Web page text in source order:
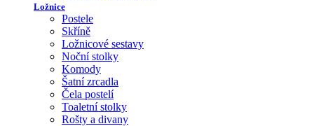
Ložnice
Postele
Skříně
Ložnicové sestavy
Noční stolky
Komody
Šatní zrcadla
Čela postelí
Toaletní stolky
Rošty a divany